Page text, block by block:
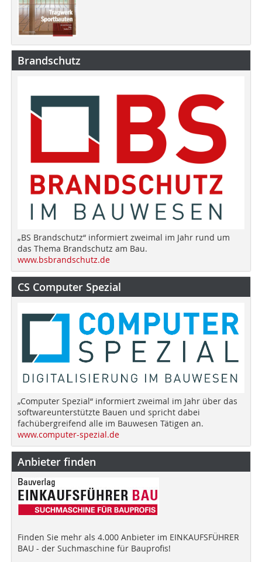
Brandschutz
„BS Brandschutz“ informiert zweimal im Jahr rund um
das Thema Brandschutz am Bau.
www.bsbrandschutz.de
CS Computer Spezial
„Computer Spezial“ informiert zweimal im Jahr über das
softwareunterstützte Bauen und spricht dabei
fachübergreifend alle im Bauwesen Tätigen an.
www.computer-spezial.de
Anbieter finden
Finden Sie mehr als 4.000 Anbieter im EINKAUFSFÜHRER
BAU - der Suchmaschine für Bauprofis!